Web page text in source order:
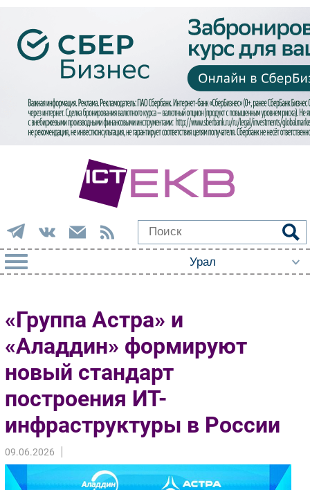
Импорто­замещение
Автоматизация Промышленности
Интернет
Фиксированная связь
Интеграция
Рынок ПК
Маркетинг
Торговые сети
«Группа Астра» и
«Аладдин» формируют
новый стандарт
построения ИТ-
инфраструктуры в России
09.06.2026